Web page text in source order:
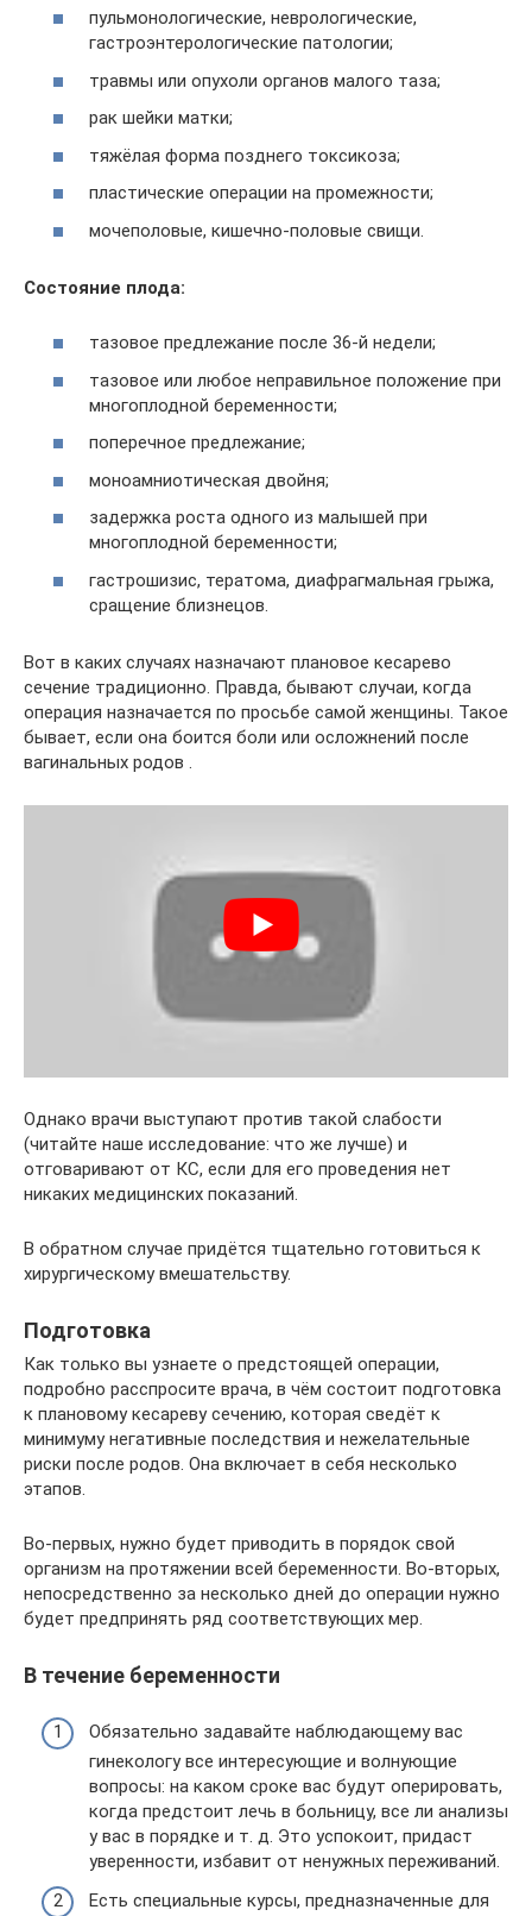
пульмонологические, неврологические,
гастроэнтерологические патологии;
травмы или опухоли органов малого таза;
рак шейки матки;
тяжёлая форма позднего токсикоза;
пластические операции на промежности;
мочеполовые, кишечно-половые свищи.
Состояние плода:
тазовое предлежание после 36-й недели;
тазовое или любое неправильное положение при
многоплодной беременности;
поперечное предлежание;
моноамниотическая двойня;
задержка роста одного из малышей при
многоплодной беременности;
гастрошизис, тератома, диафрагмальная грыжа,
сращение близнецов.
Вот в каких случаях назначают плановое кесарево
сечение традиционно. Правда, бывают случаи, когда
операция назначается по просьбе самой женщины. Такое
бывает, если она боится боли или осложнений после
вагинальных родов .
Однако врачи выступают против такой слабости
(читайте наше исследование: что же лучше) и
отговаривают от КС, если для его проведения нет
никаких медицинских показаний.
В обратном случае придётся тщательно готовиться к
хирургическому вмешательству.
Подготовка
Как только вы узнаете о предстоящей операции,
подробно расспросите врача, в чём состоит подготовка
к плановому кесареву сечению, которая сведёт к
минимуму негативные последствия и нежелательные
риски после родов. Она включает в себя несколько
этапов.
Во-первых, нужно будет приводить в порядок свой
организм на протяжении всей беременности. Во-вторых,
непосредственно за несколько дней до операции нужно
будет предпринять ряд соответствующих мер.
В течение беременности
Обязательно задавайте наблюдающему вас
гинекологу все интересующие и волнующие
вопросы: на каком сроке вас будут оперировать,
когда предстоит лечь в больницу, все ли анализы
у вас в порядке и т. д. Это успокоит, придаст
уверенности, избавит от ненужных переживаний.
Есть специальные курсы, предназначенные для